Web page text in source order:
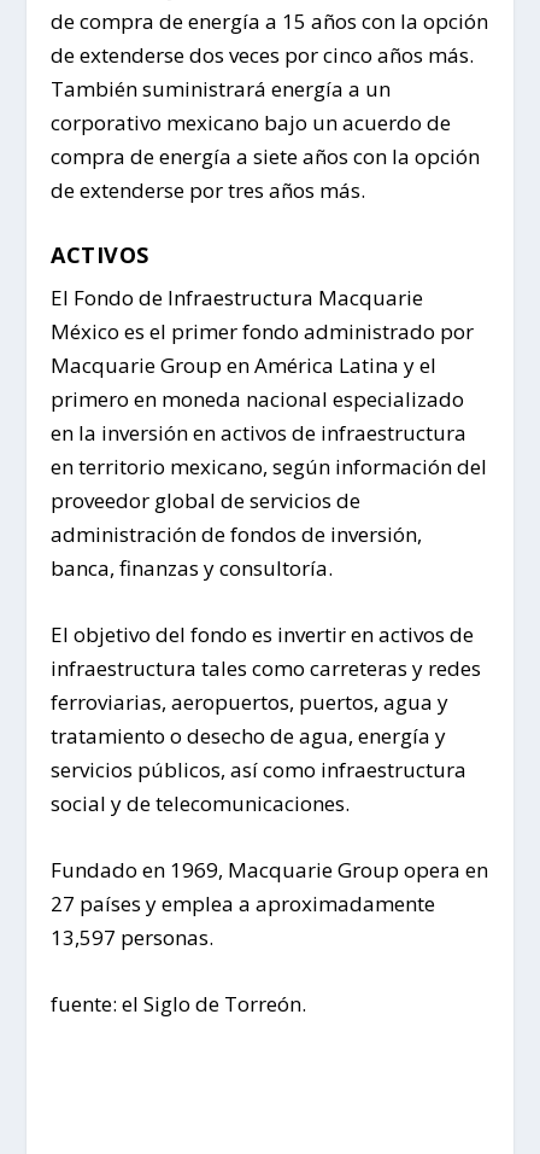
de compra de energía a 15 años con la opción
de extenderse dos veces por cinco años más.
También suministrará energía a un
corporativo mexicano bajo un acuerdo de
compra de energía a siete años con la opción
de extenderse por tres años más.
ACTIVOS
El Fondo de Infraestructura Macquarie
México es el primer fondo administrado por
Macquarie Group en América Latina y el
primero en moneda nacional especializado
en la inversión en activos de infraestructura
en territorio mexicano, según información del
proveedor global de servicios de
administración de fondos de inversión,
banca, finanzas y consultoría.
El objetivo del fondo es invertir en activos de
infraestructura tales como carreteras y redes
ferroviarias, aeropuertos, puertos, agua y
tratamiento o desecho de agua, energía y
servicios públicos, así como infraestructura
social y de telecomunicaciones.
Fundado en 1969, Macquarie Group opera en
27 países y emplea a aproximadamente
13,597 personas.
fuente: el Siglo de Torreón.